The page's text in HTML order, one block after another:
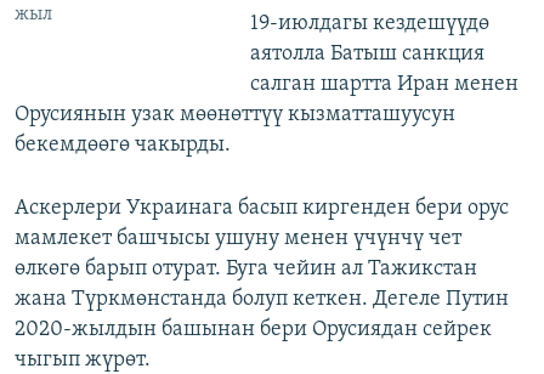
жыл
19-июлдагы кездешүүдө
аятолла Батыш санкция
салган шартта Иран менен
Орусиянын узак мөөнөттүү кызматташуусун
бекемдөөгө чакырды.
Аскерлери Украинага басып киргенден бери орус
мамлекет башчысы ушуну менен үчүнчү чет
өлкөгө барып отурат. Буга чейин ал Тажикстан
жана Түркмөнстанда болуп кеткен. Дегеле Путин
2020-жылдын башынан бери Орусиядан сейрек
чыгып жүрөт.